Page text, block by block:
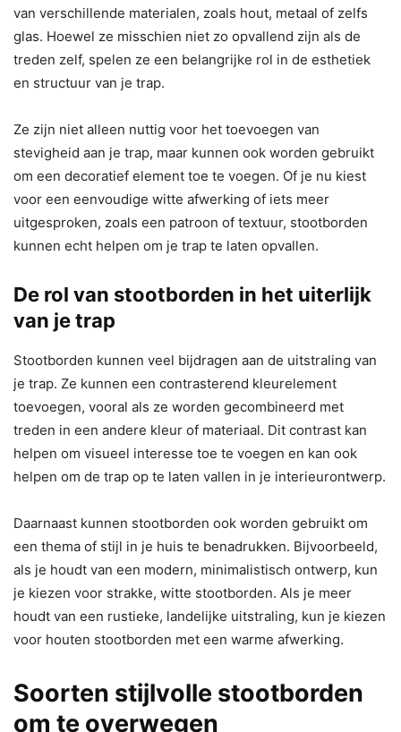
van verschillende materialen, zoals hout, metaal of zelfs
glas. Hoewel ze misschien niet zo opvallend zijn als de
treden zelf, spelen ze een belangrijke rol in de esthetiek
en structuur van je trap.
Ze zijn niet alleen nuttig voor het toevoegen van
stevigheid aan je trap, maar kunnen ook worden gebruikt
om een decoratief element toe te voegen. Of je nu kiest
voor een eenvoudige witte afwerking of iets meer
uitgesproken, zoals een patroon of textuur, stootborden
kunnen echt helpen om je trap te laten opvallen.
De rol van stootborden in het uiterlijk
van je trap
Stootborden kunnen veel bijdragen aan de uitstraling van
je trap. Ze kunnen een contrasterend kleurelement
toevoegen, vooral als ze worden gecombineerd met
treden in een andere kleur of materiaal. Dit contrast kan
helpen om visueel interesse toe te voegen en kan ook
helpen om de trap op te laten vallen in je interieurontwerp.
Daarnaast kunnen stootborden ook worden gebruikt om
een thema of stijl in je huis te benadrukken. Bijvoorbeeld,
als je houdt van een modern, minimalistisch ontwerp, kun
je kiezen voor strakke, witte stootborden. Als je meer
houdt van een rustieke, landelijke uitstraling, kun je kiezen
voor houten stootborden met een warme afwerking.
Soorten stijlvolle stootborden
om te overwegen